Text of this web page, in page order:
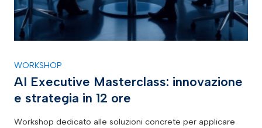
WORKSHOP
AI Executive Masterclass: innovazione
e strategia in 12 ore
Workshop dedicato alle soluzioni concrete per applicare